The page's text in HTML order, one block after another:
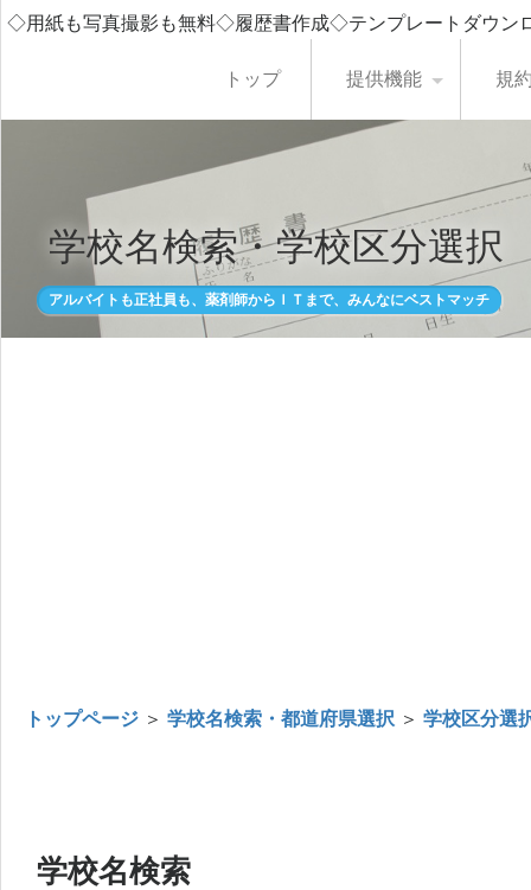
◇用紙も写真撮影も無料◇履歴書作成◇テンプレートダウ
トップ 提供機能 規
学校名検索・学校区分選択
アルバイトも正社員も、薬剤師からＩＴまで、みんなにベストマッチ
トップページ ＞ 学校名検索・都道府県選択 ＞ 学校区分選
学校名検索